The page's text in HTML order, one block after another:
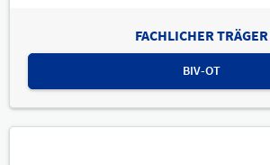
FACHLICHER TRÄGER
BIV-OT